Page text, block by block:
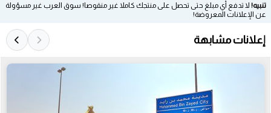
تنبيه! لا تدفع أي مبلغ حتى تحصل على منتجك كاملا غير منقوصا! سوق العرب غير مسؤولة
عن الإعلانات المعروضة!
إعلانات مشابهة